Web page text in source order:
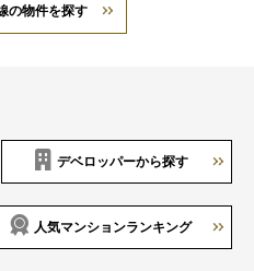
の物件を探す
デベロッパーから探す
人気マンションランキング